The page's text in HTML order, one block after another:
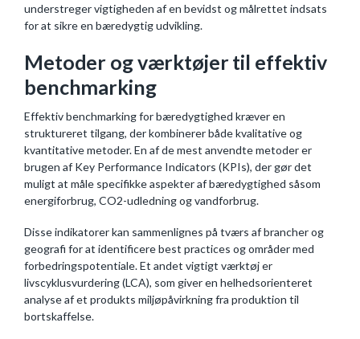
understreger vigtigheden af en bevidst og målrettet indsats
for at sikre en bæredygtig udvikling.
Metoder og værktøjer til effektiv
benchmarking
Effektiv benchmarking for bæredygtighed kræver en
struktureret tilgang, der kombinerer både kvalitative og
kvantitative metoder. En af de mest anvendte metoder er
brugen af Key Performance Indicators (KPIs), der gør det
muligt at måle specifikke aspekter af bæredygtighed såsom
energiforbrug, CO2-udledning og vandforbrug.
Disse indikatorer kan sammenlignes på tværs af brancher og
geografi for at identificere best practices og områder med
forbedringspotentiale. Et andet vigtigt værktøj er
livscyklusvurdering (LCA), som giver en helhedsorienteret
analyse af et produkts miljøpåvirkning fra produktion til
bortskaffelse.